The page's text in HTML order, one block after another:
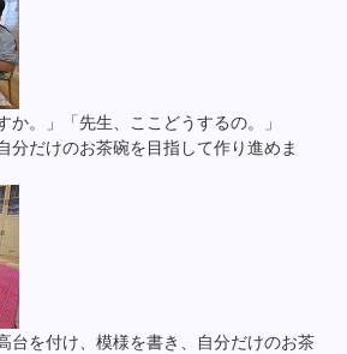
か。」「先生、ここどうするの。」
分だけのお茶碗を目指して作り進めま
台を付け、模様を書き、自分だけのお茶